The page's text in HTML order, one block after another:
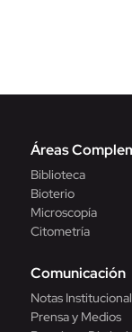
Áreas
Biblioteca
Bioterio
Microscopía
Citometría
Comunicación
Notas
Prensa y Medios